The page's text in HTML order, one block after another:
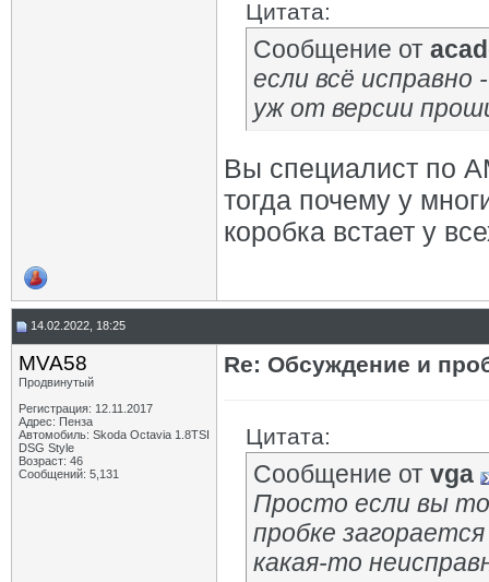
Цитата:
Сообщение от
если всё исправно
уж от версии
Вы специалист по
тогда почему у
коробка встает у
14.02.2022, 18:25
MVA58
Продвинутый
Регистрация: 12.11.2017
Адрес: Пенза
Автомобиль: Skoda Octavia 1.8TSI
DSG Style
Возраст: 46
Сообщений: 5,131
Re: Обсуждение и
Цитата:
Сообщение от vga
Просто если вы
пробке
какая-то